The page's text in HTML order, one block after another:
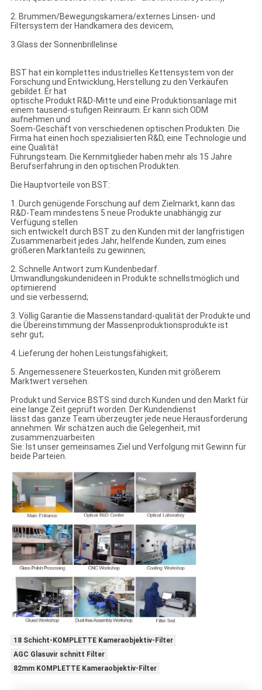
2. Brummen/Bewegungskamera/externes Linsen- und
Filtersystem der Handkamera des devicem,
3.Glass der Sonnenbrillelinse
BST hat ein komplettes industrielles Kettensystem von der
Forschung und Entwicklung, Herstellung zu den Verkäufen
gebildet. Er hat
optische Produkt R&D-Mitte und eine Produktionsanlage mit
einem tausend-stufigen Reinraum. Er kann sich ODM
aufnehmen und
Soem-Geschäft von verschiedenen optischen Produkten. Die
Firma hat einen hoch spezialisierten R&D, eine Technologie und
eine Qualität
Führungsteam. Die Kernmitglieder haben mehr als 15 Jahre
Berufserfahrung in den optischen Produkten.
Die Hauptvorteile von BST:
1. Durch genügende Forschung auf dem Zielmarkt, kann das
R&D-Team mindestens 5 neue Produkte unabhängig zur
Verfügung stellen
sich entwickelt durch BST zu den Kunden mit der langfristigen
Zusammenarbeit jedes Jahr, helfende Kunden, zum eines
größeren Marktanteils zu gewinnen;
2. Schnelle Antwort zum Kundenbedarf.
Umwandlungskundenideen in Produkte schnellstmöglich und
optimierend
und sie verbessernd;
3. Völlig Garantie die Massenstandard-qualität der Produkte und
die Übereinstimmung der Massenproduktionsprodukte ist
sehr gut;
4. Lieferung der hohen Leistungsfähigkeit;
5. Angemessenere Steuerkosten, Kunden mit größerem
Marktwert versehen.
Produkt und Service BSTS sind durch Kunden und den Markt für
eine lange Zeit geprüft worden. Der Kundendienst
lässt das ganze Team überzeugter jede neue Herausforderung
annehmen. Wir schätzen auch die Gelegenheit, mit
zusammenzuarbeiten
Sie: Ist unser gemeinsames Ziel und Verfolgung mit Gewinn für
beide Parteien.
18 Schicht-KOMPLETTE Kameraobjektiv-Filter
AGC Glasuvir schnitt Filter
82mm KOMPLETTE Kameraobjektiv-Filter